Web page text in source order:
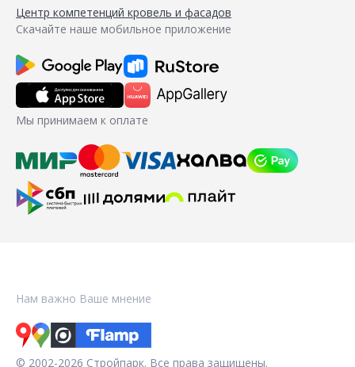
Центр компетенций кровель и фасадов
Скачайте наше мобильное приложение
Мы принимаем к оплате
Нам важно Ваше мнение
© 2002-2026 Стройпарк. Все права защищены.